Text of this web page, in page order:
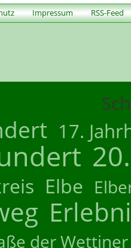
Impressum RSS-Feed
17.
Elbe
der Wettiner